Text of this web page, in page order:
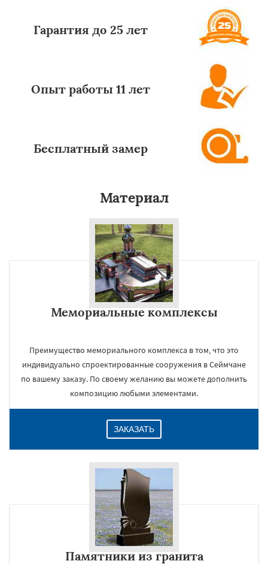
Гарантия до 25 лет
Опыт работы 11 лет
Бесплатный замер
Материал
Мемориальные комплексы
Преимущество мемориального комплекса в том, что это
индивидуально спроектированные сооружения в Сеймчане
по вашему заказу. По своему желанию вы можете дополнить
композицию любыми элементами.
ЗАКАЗАТЬ
Памятники из гранита